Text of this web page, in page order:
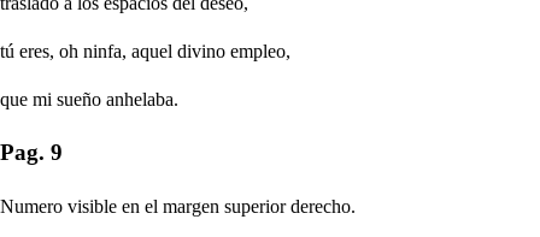
tú eres, oh ninfa, aquel divino empleo,
que mi sueño anhelaba.
Pag. 9
Numero visible en el margen superior derecho.